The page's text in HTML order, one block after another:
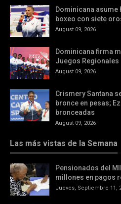
Dominicana
boxeo con siete
August 09, 2026
Dominicana firma
Juegos Regionales
August 09, 2026
Crismery Santana
bronce en pesas;
bronceadas
August 09, 2026
Las más vistas de la Semana
Pensionados del
millones en pagos
Jueves, Septiembre 11,